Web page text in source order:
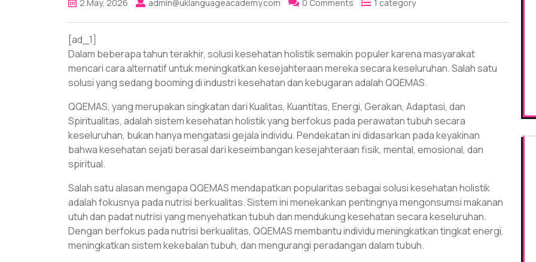
2 May, 2026 admin@uklanguageacademy.com 0 Comments 1 category
[ad_1]
Dalam beberapa tahun terakhir, solusi kesehatan holistik semakin populer karena masyarakat
mencari cara alternatif untuk meningkatkan kesejahteraan mereka secara keseluruhan. Salah satu
solusi yang sedang booming di industri kesehatan dan kebugaran adalah QQEMAS.
QQEMAS, yang merupakan singkatan dari Kualitas, Kuantitas, Energi, Gerakan, Adaptasi, dan
Spiritualitas, adalah sistem kesehatan holistik yang berfokus pada perawatan tubuh secara
keseluruhan, bukan hanya mengatasi gejala individu. Pendekatan ini didasarkan pada keyakinan
bahwa kesehatan sejati berasal dari keseimbangan kesejahteraan fisik, mental, emosional, dan
spiritual.
Salah satu alasan mengapa QQEMAS mendapatkan popularitas sebagai solusi kesehatan holistik
adalah fokusnya pada nutrisi berkualitas. Sistem ini menekankan pentingnya mengonsumsi makanan
utuh dan padat nutrisi yang menyehatkan tubuh dan mendukung kesehatan secara keseluruhan.
Dengan berfokus pada nutrisi berkualitas, QQEMAS membantu individu meningkatkan tingkat energi,
meningkatkan sistem kekebalan tubuh, dan mengurangi peradangan dalam tubuh.